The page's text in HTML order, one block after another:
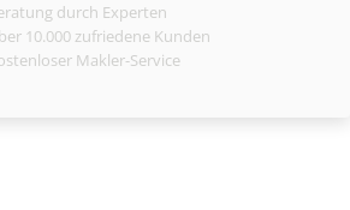
durch Experten
10.000 zufriedene Kunden
Makler-Service